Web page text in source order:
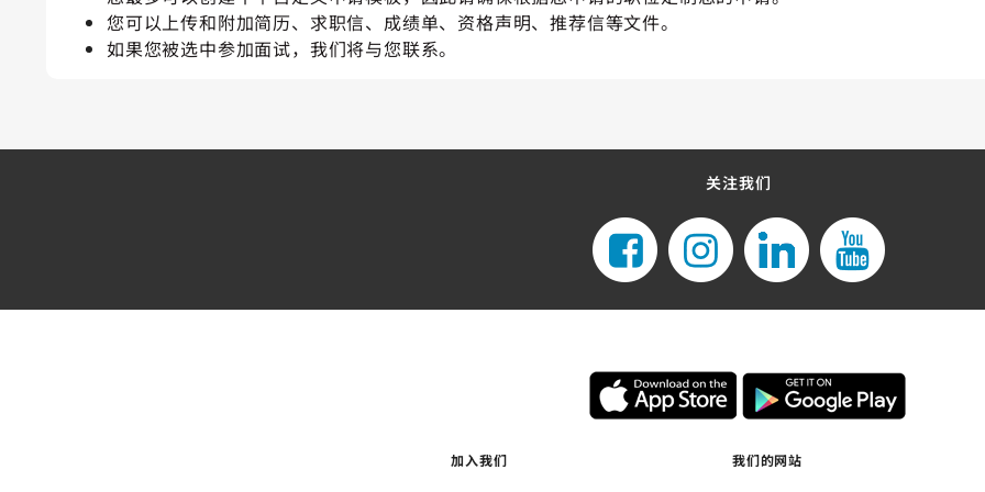
您可以上传和附加简历、求职信、成绩单、资格声明、推荐信等文件。
如果您被选中参加面试，我们将与您联系。
关注我们
加入我们 我们的网站